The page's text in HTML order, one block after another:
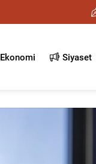
Ekonomi Siyaset